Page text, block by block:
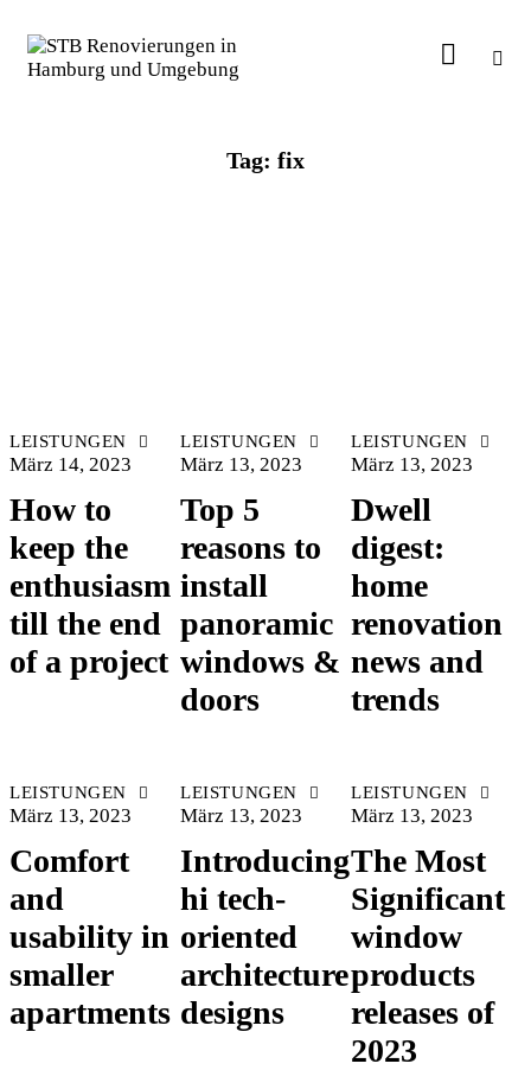
Tag: fix
LEISTUNGEN
März 14, 2023
How to
keep the
enthusiasm
till the end
of a project
LEISTUNGEN
März 13, 2023
Top 5
reasons to
install
panoramic
windows &
doors
LEISTUNGEN
März 13, 2023
Dwell
digest:
home
renovation
news and
trends
LEISTUNGEN
März 13, 2023
Comfort
and
usability in
smaller
apartments
LEISTUNGEN
März 13, 2023
Introducing
hi tech-
oriented
architecture
designs
LEISTUNGEN
März 13, 2023
The Most
Significant
window
products
releases of
2023